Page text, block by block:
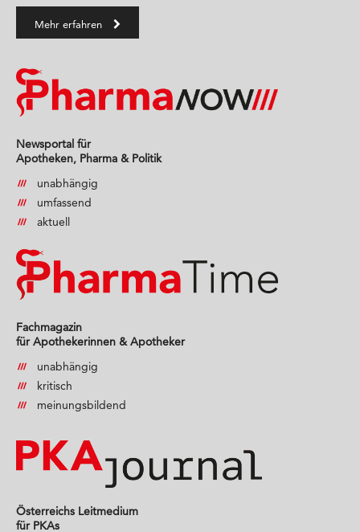
Mehr erfahren
Newsportal für
Apotheken, Pharma & Politik
unabhängig
umfassend
aktuell
Fachmagazin
für Apothekerinnen & Apotheker
unabhängig
kritisch
meinungsbildend
Österreichs Leitmedium
für PKAs